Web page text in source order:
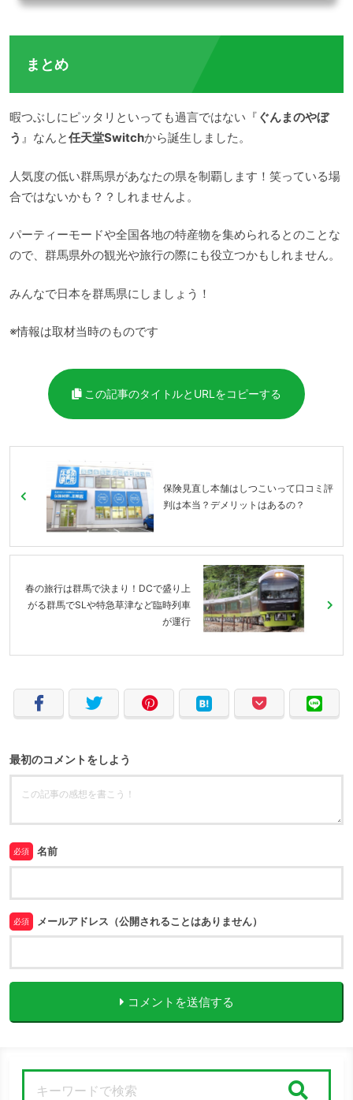
を描いた「おまグン」発行部数70万部以上、井田ヒロト氏の連載漫画「お前はまだグ
まとめ
暇つぶしにピッタリといっても過言ではない『 ぐんまのやぼ
う 』なんと任天堂Switchから誕生しました。
人気度の低い群馬県があなたの県を制覇します！笑っている場
合ではないかも？？しれませんよ。
パーティーモードや全国各地の特産物を集められるとのことな
ので、群馬県外の観光や旅行の際にも役立つかもしれません。
みんなで日本を群馬県にしましょう！
※情報は取材当時のものです
この記事のタイトルとURLをコピーする
保険見直し本舗はしつこいって口コミ評
判は本当？デメリットはあるの？
春の旅行は群馬で決まり！DCで盛り上
がる群馬でSLや特急草津など臨時列車
が運行
最初のコメントをしよう
必須 名前
必須 メールアドレス（公開されることはありません）
コメントを送信する